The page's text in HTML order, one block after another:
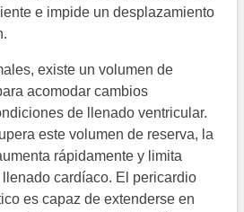
e impide un desplazamiento
existe un volumen de
acomodar cambios
de llenado ventricular.
este volumen de reserva, la
rápidamente y limita
cardíaco. El pericardio
es capaz de extenderse en